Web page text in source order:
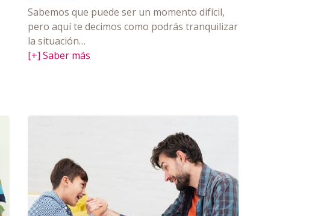
Sabemos que puede ser un momento difícil,
pero aquí te decimos como podrás tranquilizar
la situación…
[+] Saber más